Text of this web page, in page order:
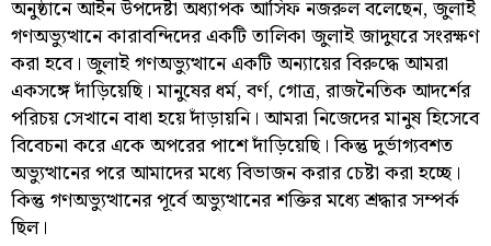
অনুষ্ঠানে আইন উপদেষ্টা অধ্যাপক আসিফ নজরুল বলেছেন, জুলাই
গণঅভ্যুত্থানে কারাবন্দিদের একটি তালিকা জুলাই জাদুঘরে সংরক্ষণ
করা হবে। জুলাই গণঅভ্যুত্থানে একটি অন্যায়ের বিরুদ্ধে আমরা
একসঙ্গে দাঁড়িয়েছি। মানুষের ধর্ম, বর্ণ, গোত্র, রাজনৈতিক আদর্শের
পরিচয় সেখানে বাধা হয়ে দাঁড়ায়নি। আমরা নিজেদের মানুষ হিসেবে
বিবেচনা করে একে অপরের পাশে দাঁড়িয়েছি। কিন্তু দুর্ভাগ্যবশত
অভ্যুত্থানের পরে আমাদের মধ্যে বিভাজন করার চেষ্টা করা হচ্ছে।
কিন্তু গণঅভ্যুত্থানের পূর্বে অভ্যুত্থানের শক্তির মধ্যে শ্রদ্ধার সম্পর্ক
ছিল।